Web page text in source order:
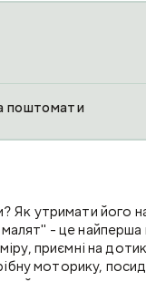
поштомати
утримати його
- це найперша
приємні на
моторику,